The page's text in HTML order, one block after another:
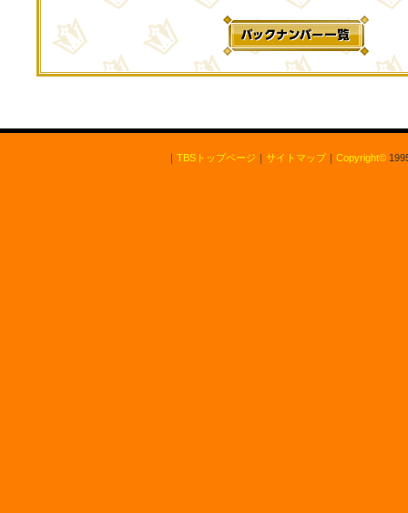
｜ TBSトップページ ｜ サイトマップ｜ Copyright©